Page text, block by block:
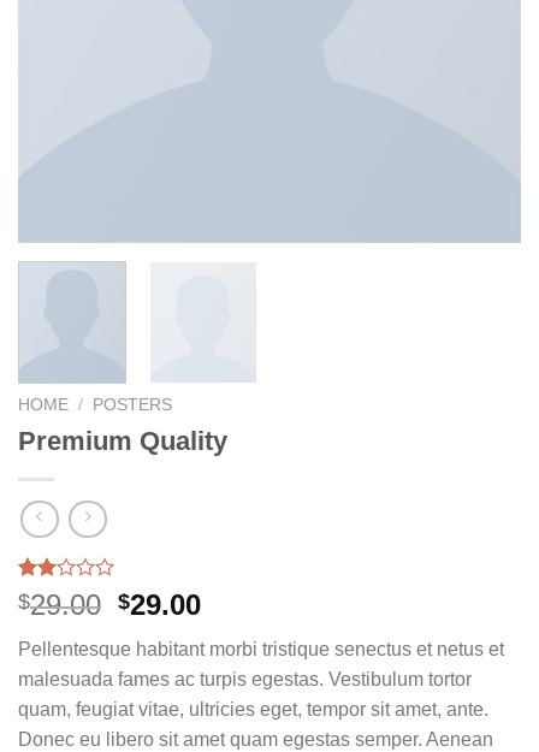
HOME / POSTERS
Premium Quality
Rated
2.00
of 5
based
on
2
customer
ratings
$29.00 Original
was:
$29.00.
$29.00Current
is:
$29.00.
Pellentesque habitant morbi tristique senectus et netus et
malesuada fames ac turpis egestas. Vestibulum tortor
quam, feugiat vitae, ultricies eget, tempor sit amet, ante.
Donec eu libero sit amet quam egestas semper. Aenean